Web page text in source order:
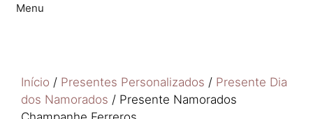
Menu
Início / Presentes Personalizados / Presente Dia
dos Namorados / Presente Namorados